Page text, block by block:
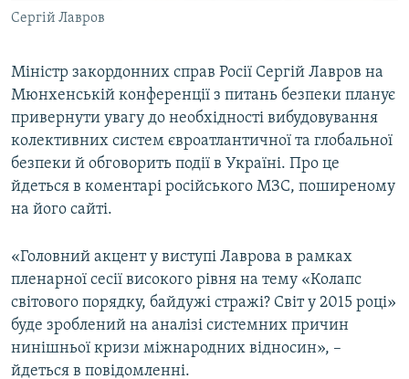
ІНФОГРАФІКА
ДОЛУЧАЙСЯ!
Усі сайти RFE/RL
Сергій Лавров
Міністр закордонних справ Росії Сергій Лавров на
Мюнхенській конференції з питань безпеки планує
привернути увагу до необхідності вибудовування
колективних систем євроатлантичної та глобальної
безпеки й обговорить події в Україні. Про це
йдеться в коментарі російського МЗС, поширеному
на його сайті.
«Головний акцент у виступі Лаврова в рамках
пленарної сесії високого рівня на тему «Колапс
світового порядку, байдужі стражі? Світ у 2015 році»
буде зроблений на аналізі системних причин
нинішньої кризи міжнародних відносин», –
йдеться в повідомленні.